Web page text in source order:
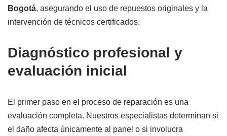
Bogotá, asegurando el uso de repuestos originales y la
intervención de técnicos certificados.
Diagnóstico profesional y
evaluación inicial
El primer paso en el proceso de reparación es una
evaluación completa. Nuestros especialistas determinan si
el daño afecta únicamente al panel o si involucra